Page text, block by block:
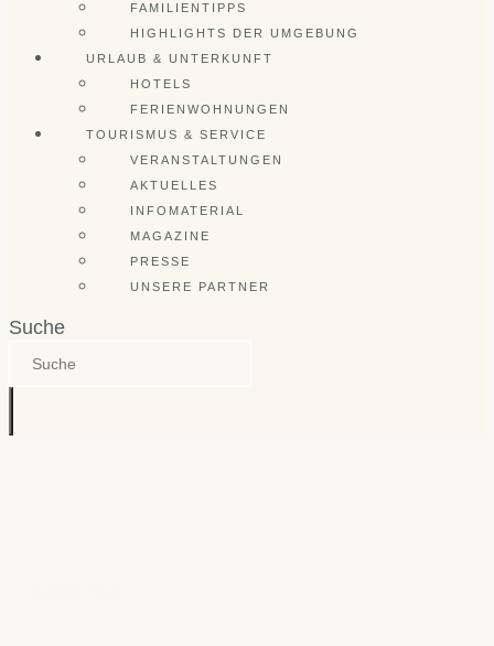
FAMILIENTIPPS
HIGHLIGHTS DER UMGEBUNG
URLAUB & UNTERKUNFT
HOTELS
FERIENWOHNUNGEN
TOURISMUS & SERVICE
VERANSTALTUNGEN
AKTUELLES
INFOMATERIAL
MAGAZINE
PRESSE
UNSERE PARTNER
Suche